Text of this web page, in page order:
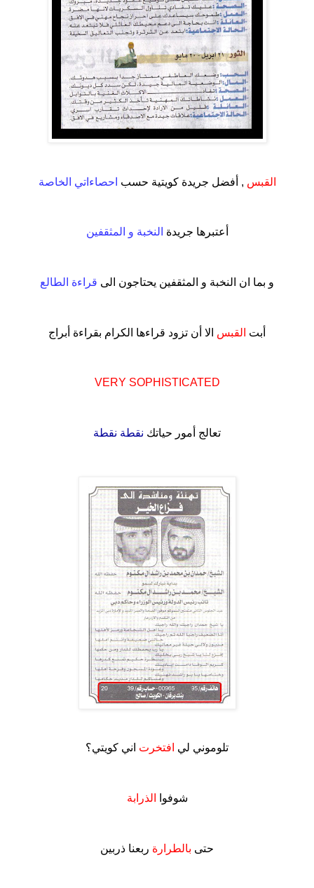
القبس , أفضل جريدة كويتية حسب احصاءاتي الخاصة
أعتبرها جريدة النخبة و المثقفين
و بما ان النخبة و المثقفين يحتاجون الى قراءة الطالع
أبت القبس الا أن تزود قراءها الكرام بقراءة أبراج
VERY SOPHISTICATED
تعالج أمور حياتك نقطة نقطة
تلوموني لي افتخرت اني كويتي؟
شوفوا الذرابة
حتى بالطرارة ربعنا ذربين